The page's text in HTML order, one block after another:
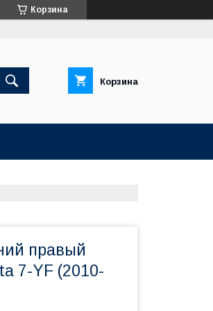
Корзина
Корзина
правый
7-YF (2010-